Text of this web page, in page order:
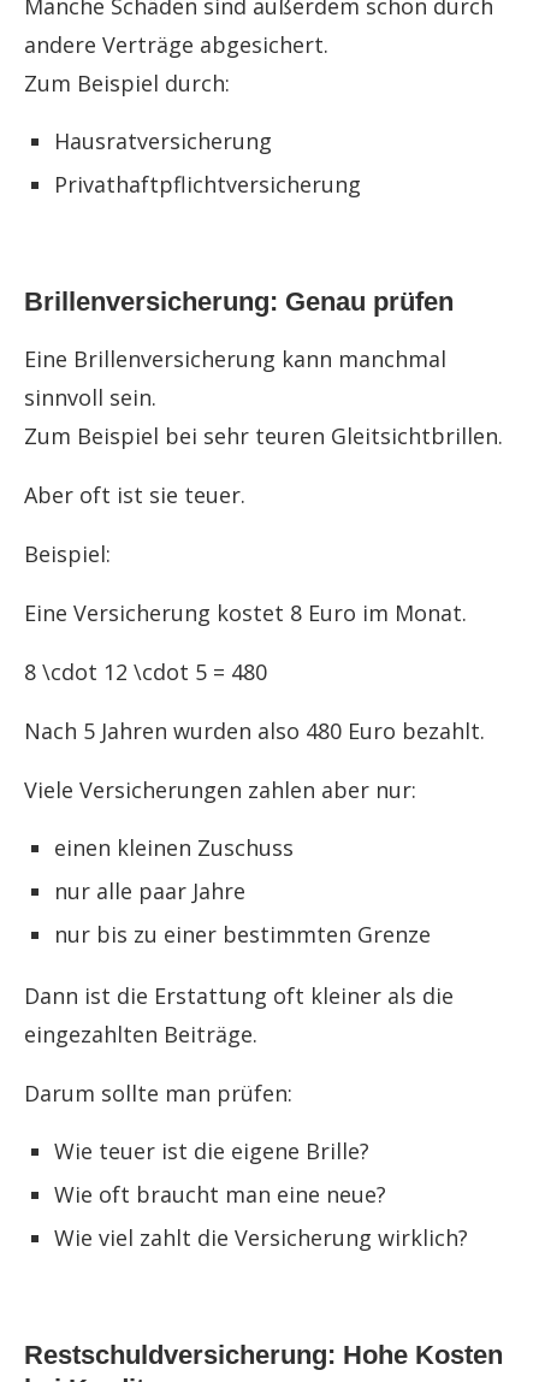
Manche Schäden sind außerdem schon durch
andere Verträge abgesichert.
Zum Beispiel durch:
Hausratversicherung
Privathaftpflichtversicherung
Brillenversicherung: Genau prüfen
Eine Brillenversicherung kann manchmal
sinnvoll sein.
Zum Beispiel bei sehr teuren Gleitsichtbrillen.
Aber oft ist sie teuer.
Beispiel:
Eine Versicherung kostet 8 Euro im Monat.
8 \cdot 12 \cdot 5 = 480
Nach 5 Jahren wurden also 480 Euro bezahlt.
Viele Versicherungen zahlen aber nur:
einen kleinen Zuschuss
nur alle paar Jahre
nur bis zu einer bestimmten Grenze
Dann ist die Erstattung oft kleiner als die
eingezahlten Beiträge.
Darum sollte man prüfen:
Wie teuer ist die eigene Brille?
Wie oft braucht man eine neue?
Wie viel zahlt die Versicherung wirklich?
Restschuldversicherung: Hohe Kosten